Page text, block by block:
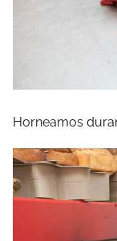
Horneamos